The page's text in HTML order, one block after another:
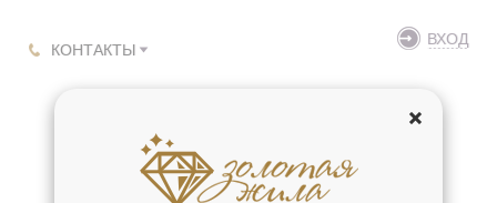
КОНТАКТЫ ВХОД